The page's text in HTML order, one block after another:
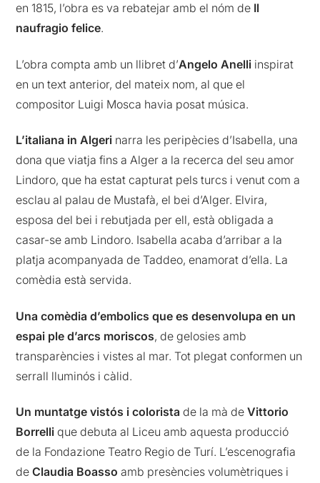
en 1815, l’obra es va rebatejar amb el nóm de Il
naufragio felice.
L’obra compta amb un llibret d’Angelo Anelli inspirat
en un text anterior, del mateix nom, al que el
compositor Luigi Mosca havia posat música.
L’italiana in Algeri narra les peripècies d’Isabella, una
dona que viatja fins a Alger a la recerca del seu amor
Lindoro, que ha estat capturat pels turcs i venut com a
esclau al palau de Mustafà, el bei d’Alger. Elvira,
esposa del bei i rebutjada per ell, està obligada a
casar-se amb Lindoro. Isabella acaba d’arribar a la
platja acompanyada de Taddeo, enamorat d’ella. La
comèdia està servida.
Una comèdia d’embolics que es desenvolupa en un
espai ple d’arcs moriscos, de gelosies amb
transparències i vistes al mar. Tot plegat conformen un
serrall lluminós i càlid.
Un muntatge vistós i colorista de la mà deVittorio
Borrelli que debuta al Liceu amb aquesta producció
de la Fondazione Teatro Regio de Turí. L’escenografia
deClaudia Boasso amb presències volumètriques i